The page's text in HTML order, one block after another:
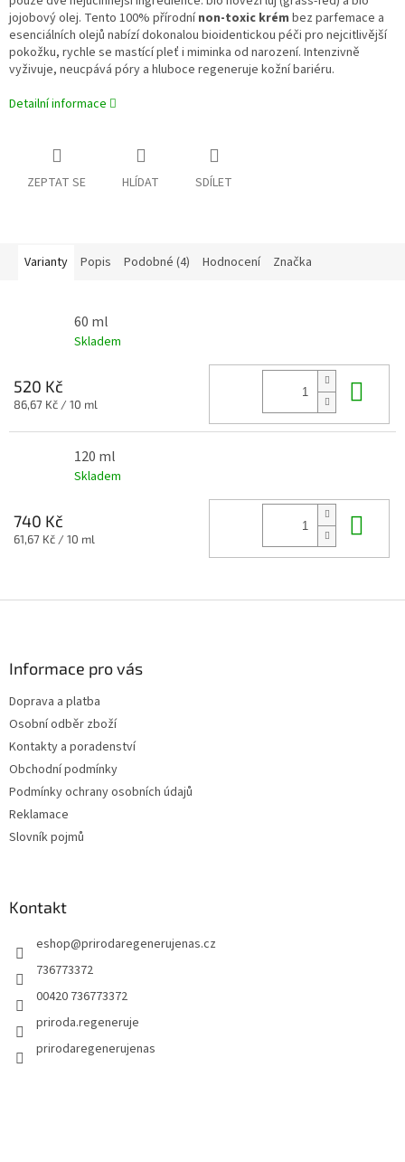
jojobový olej. Tento 100% přírodnínon-toxic krém bez parfemace a
esenciálních olejů nabízí dokonalou bioidentickou péči pro nejcitlivější
pokožku, rychle se mastící pleť i miminka od narození. Intenzivně
vyživuje, neucpává póry a hluboce regeneruje kožní bariéru.
Detailní informace
ZEPTAT SE HLÍDAT SDÍLET
Varianty Popis Podobné (4) Hodnocení Značka
60 ml
Skladem
520 Kč
Měrná
86,67 Kč / 10 ml
120 ml
Skladem
740 Kč
Měrná
61,67 Kč / 10 ml
Informace pro vás
Doprava a platba
Osobní odběr zboží
Kontakty a poradenství
Obchodní podmínky
Podmínky ochrany osobních údajů
Reklamace
Slovník pojmů
Kontakt
eshop@prirodaregenerujenas.cz
736773372
00420 736773372
priroda.regeneruje
prirodaregenerujenas